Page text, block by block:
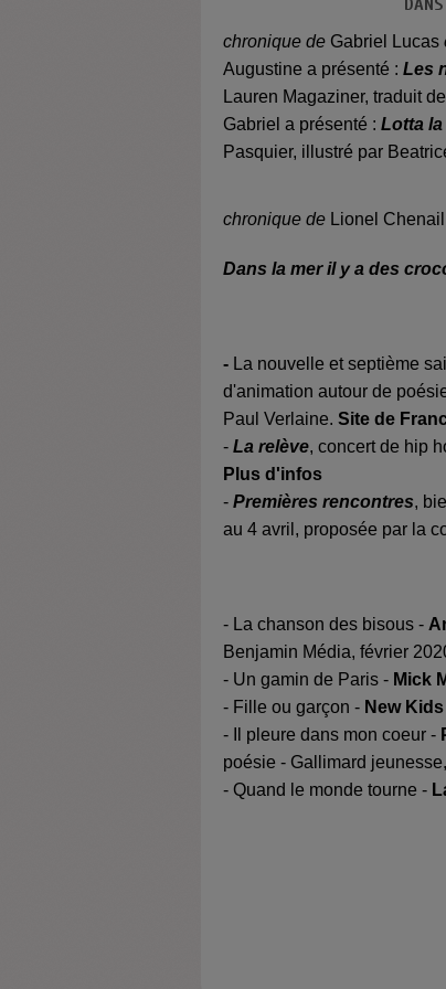
chronique de Gabriel Lucas
Augustine a présenté : Les
Lauren Magaziner, traduit
Gabriel a présenté : Lotta
Pasquier, illustré par
chronique de Lionel Chenail
Dans la mer il y a des
- La nouvelle et septième
d'animation autour de
Paul Verlaine. Site de
- La relève, concert de hip
Plus d'infos
- Premières rencontres,
au 4 avril, proposée par la
- La chanson des bisous -
Benjamin Média, février
- Un gamin de Paris - Mick
- Fille ou garçon - New Kids
- Il pleure dans mon coeur -
poésie - Gallimard
- Quand le monde tourne -